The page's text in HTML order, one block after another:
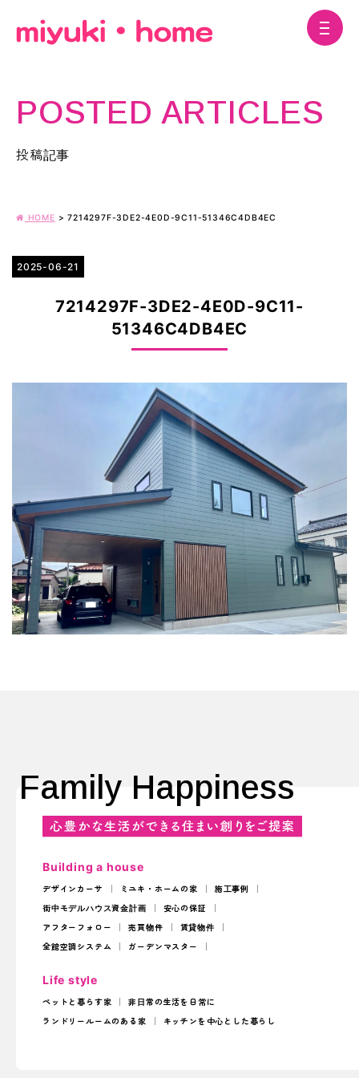
POSTED ARTICLES
投稿記事
HOME >7214297F-3DE2-4E0D-9C11-51346C4DB4EC
2025-06-21
7214297F-3DE2-4E0D-9C11-
51346C4DB4EC
Family Happiness
Building a house
デザインカーサ ミユキ・ホームの家
施工事例
街中モデルハウス資金計画
安心の保証
アフターフォロー
売買物件
賃貸物件
全館空調システム
ガーデンマスター
Life style
ペットと暮らす家
非日常の生活を日常に
ランドリールームのある家
キッチンを中心とした暮らし